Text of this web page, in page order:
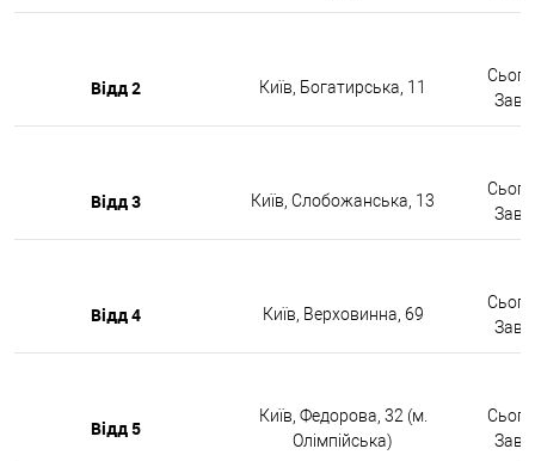
Відд 2 Київ, Богатирська, 11
Відд 3 Київ, Слобожанська, 13
Відд 4 Київ, Верховинна, 69
Відд 5
Київ, Федорова, 32 (м.
Олімпійська)